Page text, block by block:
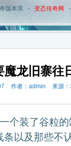
版本库 - 变态传奇网
魔龙旧寨往
作者：admin 来源
个装了谷粒
以及那些不